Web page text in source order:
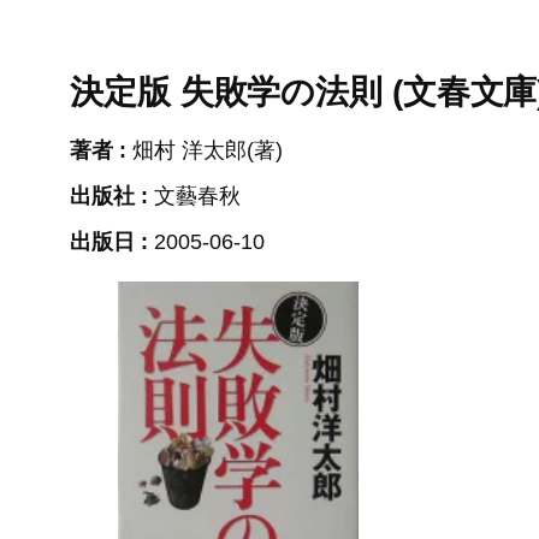
決定版 失敗学の法則 (文春文
著者 : 畑村 洋太郎(著)
出版社 : 文藝春秋
出版日 : 2005-06-10